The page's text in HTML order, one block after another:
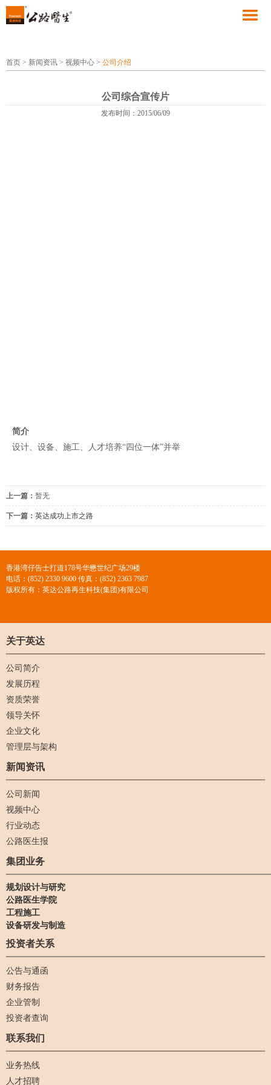
首页 > 新闻资讯 > 视频中心 > 公司介绍
公司综合宣传片
发布时间：2015/06/09
简介
设计、设备、施工、人才培养“四位一体”并举
上一篇： 暂无
下一篇： 英达成功上市之路
香港湾仔告士打道178号华懋世纪广场29楼
电话：(852) 2330 9600 传真：(852) 2363 7987
版权所有：英达公路再生科技(集团)有限公司
关于英达
公司简介
发展历程
资质荣誉
领导关怀
企业文化
管理层与架构
新闻资讯
公司新闻
视频中心
行业动态
公路医生报
集团业务
规划设计与研究
公路医生学院
工程施工
设备研发与制造
投资者关系
公告与通函
财务报告
企业管制
投资者查询
联系我们
业务热线
人才招聘